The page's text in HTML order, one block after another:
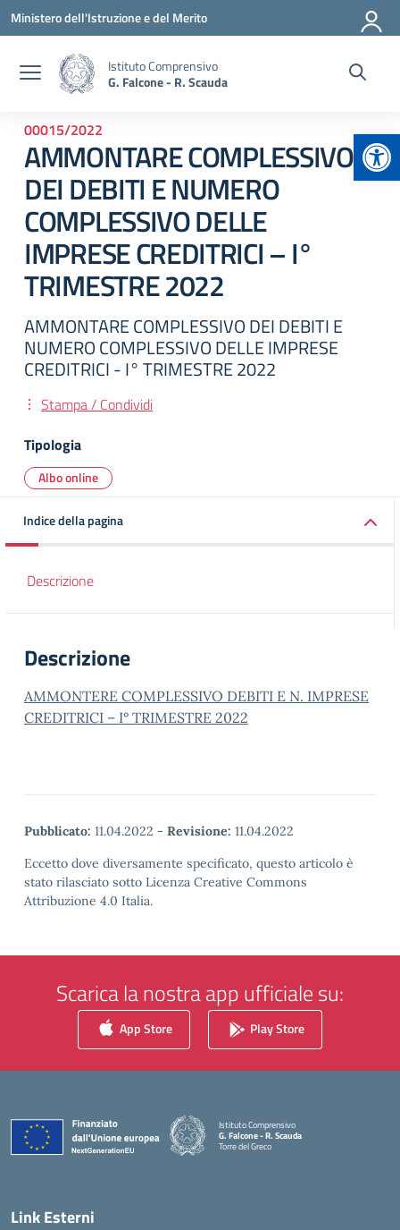
Vai ai contenuti
Vai al menu di navigazione
Vai al footer
Ministero dell'Istruzione e del Merito
Istituto Comprensivo
G. Falcone - R. Scauda
00015/2022
AMMONTARE COMPLESSIVO
DEI DEBITI E NUMERO
COMPLESSIVO DELLE
IMPRESE CREDITRICI – I°
TRIMESTRE 2022
AMMONTARE COMPLESSIVO DEI DEBITI E
NUMERO COMPLESSIVO DELLE IMPRESE
CREDITRICI - I° TRIMESTRE 2022
Stampa / Condividi
Tipologia
Albo online
Indice della pagina
Descrizione
Descrizione
AMMONTERE COMPLESSIVO DEBITI E N. IMPRESE
CREDITRICI – I° TRIMESTRE 2022
Pubblicato: 11.04.2022 - Revisione: 11.04.2022
Eccetto dove diversamente specificato, questo articolo è
stato rilasciato sotto Licenza Creative Commons
Attribuzione 4.0 Italia.
Scarica la nostra app ufficiale su:
App Store Play Store
Istituto Comprensivo
G. Falcone - R. Scauda
Torre del Greco
Link Esterni